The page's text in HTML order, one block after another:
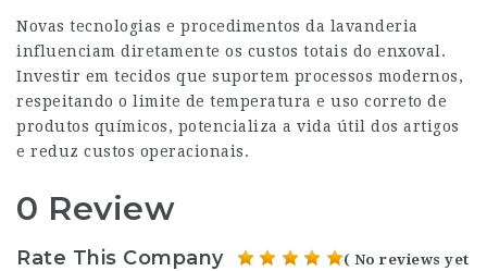
Novas tecnologias e procedimentos da lavanderia
influenciam diretamente os custos totais do enxoval.
Investir em tecidos que suportem processos modernos,
respeitando o limite de temperatura e uso correto de
produtos químicos, potencializa a vida útil dos artigos
e reduz custos operacionais.
0 Review
Rate This Company ( No reviews yet